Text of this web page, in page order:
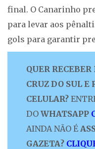
final. O Canarinho
para levar aos
gols para garantir
QUER
CRUZ DO SUL E
CELULAR?
DO WHATSAPP
AINDA NÃO É
GAZETA?